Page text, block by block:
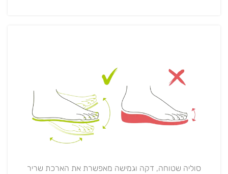
סוליה שטוחה, דקה וגמישה מאפשרת את הארכת שריר